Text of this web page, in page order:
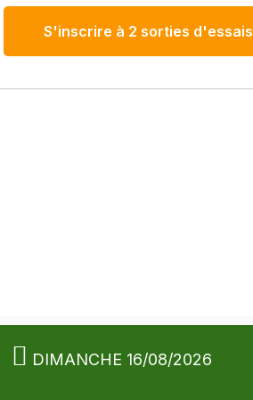
S'inscrire à 2 sorties d'essais
DIMANCHE 16/08/2026